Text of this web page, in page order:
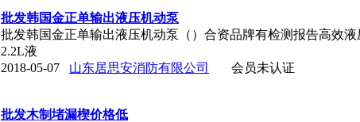
批发韩国金正单输出液压机动泵
批发韩国金正单输出液压机动泵（）合资品牌有检测报告高效
2.2L液
2018-05-07
山东居思安消防有限公司 会员未认证
批发木制堵漏楔价格低